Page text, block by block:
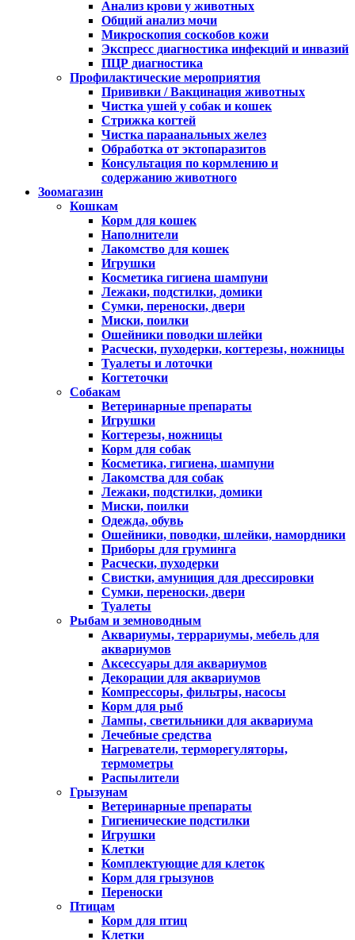
Анализ крови у животных
Общий анализ мочи
Микроскопия соскобов кожи
Экспресс диагностика инфекций и инвазий
ПЦР диагностика
Профилактические мероприятия
Прививки / Вакцинация животных
Чистка ушей у собак и кошек
Стрижка когтей
Чистка параанальных желез
Обработка от эктопаразитов
Консультация по кормлению и
содержанию животного
Зоомагазин
Кошкам
Корм для кошек
Наполнители
Лакомство для кошек
Игрушки
Косметика гигиена шампуни
Лежаки, подстилки, домики
Сумки, переноски, двери
Миски, поилки
Ошейники поводки шлейки
Расчески, пуходерки, когтерезы, ножницы
Туалеты и лоточки
Когтеточки
Собакам
Ветеринарные препараты
Игрушки
Когтерезы, ножницы
Корм для собак
Косметика, гигиена, шампуни
Лакомства для собак
Лежаки, подстилки, домики
Миски, поилки
Одежда, обувь
Ошейники, поводки, шлейки, намордники
Приборы для груминга
Расчески, пуходерки
Свистки, амуниция для дрессировки
Сумки, переноски, двери
Туалеты
Рыбам и земноводным
Аквариумы, террариумы, мебель для
аквариумов
Аксессуары для аквариумов
Декорации для аквариумов
Компрессоры, фильтры, насосы
Корм для рыб
Лампы, светильники для аквариума
Лечебные средства
Нагреватели, терморегуляторы,
термометры
Распылители
Грызунам
Ветеринарные препараты
Гигиенические подстилки
Игрушки
Клетки
Комплектующие для клеток
Корм для грызунов
Переноски
Птицам
Корм для птиц
Клетки